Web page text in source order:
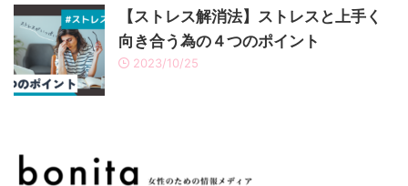
【ストレス解消法】ストレスと上手く
向き合う為の４つのポイント
2023/10/25